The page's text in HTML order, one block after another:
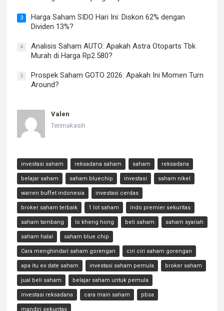
3
Harga Saham SIDO Hari Ini: Diskon 62% dengan
Dividen 13%?
4
Analisis Saham AUTO: Apakah Astra Otoparts Tbk
Murah di Harga Rp2.580?
5
Prospek Saham GOTO 2026: Apakah Ini Momen Turn
Around?
Valen
Terimakasih
investasi saham reksadana saham saham reksadana
belajar saham saham bluechip investasi saham nikel
warren buffet indonesia investasi cerdas
broker saham terbaik 1 lot saham indo premier sekuritas
saham tambang lo kheng hong beli saham saham syariah
saham halal saham blue chip
Cara menghindari saham gorengan ciri ciri saham gorengan
apa itu ex date saham investasi saham pemula broker saham
jual beli saham belajar saham untuk pemula
investasi reksadana cara main saham pbsa
mandiri sekuritas